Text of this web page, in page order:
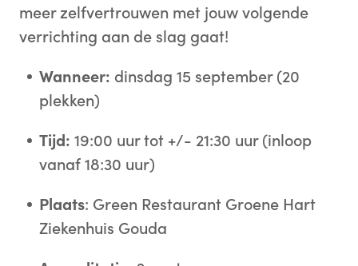
meer zelfvertrouwen met jouw volgende
verrichting aan de slag gaat!
Wanneer: dinsdag 15 september (20
plekken)
Tijd: 19:00 uur tot +/- 21:30 uur (inloop
vanaf 18:30 uur)
Plaats: Green Restaurant Groene Hart
Ziekenhuis Gouda